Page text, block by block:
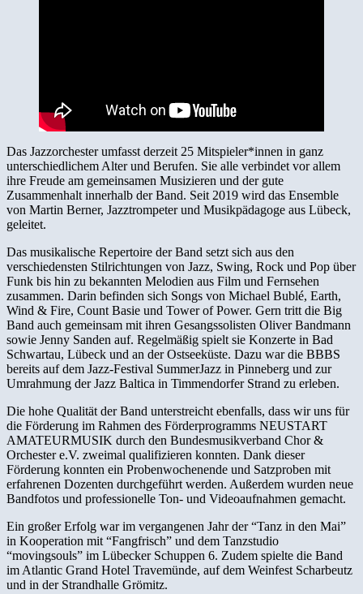
Das Jazzorchester umfasst derzeit 25 Mitspieler*innen in ganz
unterschiedlichem Alter und Berufen. Sie alle verbindet vor allem
ihre Freude am gemeinsamen Musizieren und der gute
Zusammenhalt innerhalb der Band. Seit 2019 wird das Ensemble
von Martin Berner, Jazztrompeter und Musikpädagoge aus Lübeck,
geleitet.
Das musikalische Repertoire der Band setzt sich aus den
verschiedensten Stilrichtungen von Jazz, Swing, Rock und Pop über
Funk bis hin zu bekannten Melodien aus Film und Fernsehen
zusammen. Darin befinden sich Songs von Michael Bublé, Earth,
Wind & Fire, Count Basie und Tower of Power. Gern tritt die Big
Band auch gemeinsam mit ihren Gesangssolisten Oliver Bandmann
sowie Jenny Sanden auf. Regelmäßig spielt sie Konzerte in Bad
Schwartau, Lübeck und an der Ostseeküste. Dazu war die BBBS
bereits auf dem Jazz-Festival SummerJazz in Pinneberg und zur
Umrahmung der Jazz Baltica in Timmendorfer Strand zu erleben.
Die hohe Qualität der Band unterstreicht ebenfalls, dass wir uns für
die Förderung im Rahmen des Förderprogramms NEUSTART
AMATEURMUSIK durch den Bundesmusikverband Chor &
Orchester e.V. zweimal qualifizieren konnten. Dank dieser
Förderung konnten ein Probenwochenende und Satzproben mit
erfahrenen Dozenten durchgeführt werden. Außerdem wurden neue
Bandfotos und professionelle Ton- und Videoaufnahmen gemacht.
Ein großer Erfolg war im vergangenen Jahr der “Tanz in den Mai”
in Kooperation mit “Fangfrisch” und dem Tanzstudio
“movingsouls” im Lübecker Schuppen 6. Zudem spielte die Band
im Atlantic Grand Hotel Travemünde, auf dem Weinfest Scharbeutz
und in der Strandhalle Grömitz.